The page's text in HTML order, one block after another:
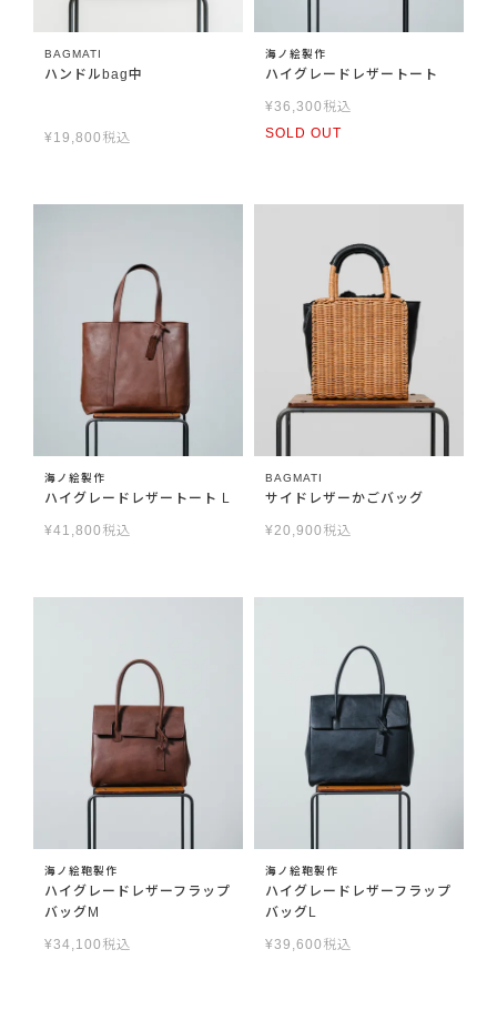
BAGMATI
ハンドルbag中
¥19,800 税込
海ノ絵製作
ハイグレードレザートート
¥36,300 税込
SOLD OUT
海ノ絵製作
ハイグレードレザートート L
¥41,800 税込
BAGMATI
サイドレザーかごバッグ
¥20,900 税込
海ノ絵鞄製作
ハイグレードレザーフラップ
バッグM
¥34,100 税込
海ノ絵鞄製作
ハイグレードレザーフラップ
バッグL
¥39,600 税込